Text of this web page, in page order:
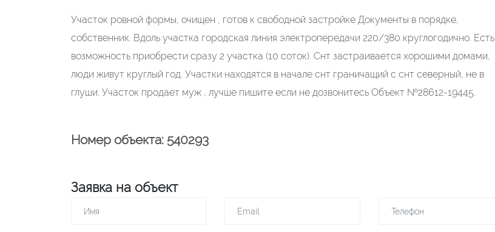
Участок ровной формы, очищен , готов к свободной застройке Документы в порядке,
собственник. Вдоль участка городская линия электропередачи 220/380 круглогодично. Есть
возможность приобрести сразу 2 участка (10 соток). Снт застраивается хорошими домами,
люди живут круглый год. Участки находятся в начале снт граничащий с снт северный, не в
глуши. Участок продает муж , лучше пишите если не дозвонитесь Объект №28612-19445.
Номер объекта: 540293
Заявка на объект